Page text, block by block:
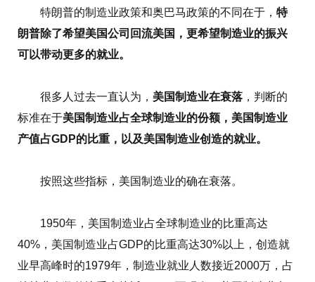
特朗普的制造业政策和奥巴马政策的不同在于， 特
朗普除了希望美国公司回流美国，更希望制造业的振兴
可以带动更多的就业。
很多人过去一直认为， 美国制造业在衰落 ，判断的
标准在于美国制造业占全球制造业的份额，美国制造业
产值占GDP的比重，以及美国制造业创造的就业。
按照这些指标，美国制造业的确在衰落。
1950年，美国制造业占全球制造业的比重高达
40%，美国制造业占GDP的比重高达30%以上，创造就
业早高峰时的1979年，制造业就业人数接近2000万，占